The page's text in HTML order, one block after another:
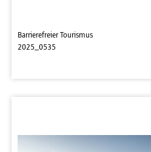
Barrierefreier Tourismus
2025_0535